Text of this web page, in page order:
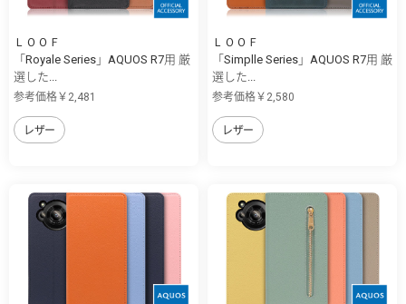
ＬＯＯＦ
「Royale Series」AQUOS R7用 厳
選した...
参考価格￥2,481
レザー
ＬＯＯＦ
「Simplle Series」AQUOS R7用 厳
選した...
参考価格￥2,580
レザー